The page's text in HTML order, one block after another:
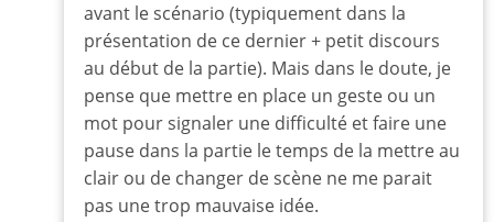
avant le scénario (typiquement dans la
présentation de ce dernier + petit discours
au début de la partie). Mais dans le doute, je
pense que mettre en place un geste ou un
mot pour signaler une difficulté et faire une
pause dans la partie le temps de la mettre au
clair ou de changer de scène ne me parait
pas une trop mauvaise idée.